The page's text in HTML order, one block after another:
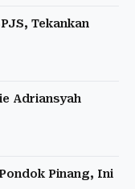
Tekankan
Adriansyah
Pinang, Ini